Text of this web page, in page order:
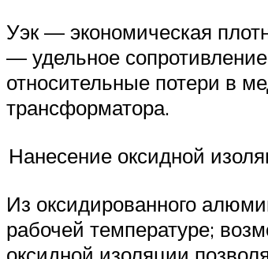
Уэк — экономическая
— удельное
относительные потери в
трансформатора.
Нанесение оксидной
Из оксидированного
рабочей температуре;